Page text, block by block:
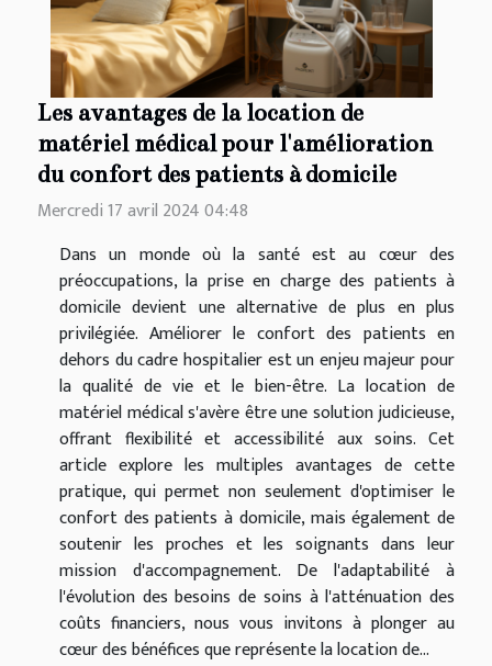
Les avantages de la location de
matériel médical pour l'amélioration
du confort des patients à domicile
Mercredi 17 avril 2024 04:48
Dans un monde où la santé est au cœur des
préoccupations, la prise en charge des patients à
domicile devient une alternative de plus en plus
privilégiée. Améliorer le confort des patients en
dehors du cadre hospitalier est un enjeu majeur pour
la qualité de vie et le bien-être. La location de
matériel médical s'avère être une solution judicieuse,
offrant flexibilité et accessibilité aux soins. Cet
article explore les multiples avantages de cette
pratique, qui permet non seulement d'optimiser le
confort des patients à domicile, mais également de
soutenir les proches et les soignants dans leur
mission d'accompagnement. De l'adaptabilité à
l'évolution des besoins de soins à l'atténuation des
coûts financiers, nous vous invitons à plonger au
cœur des bénéfices que représente la location de...